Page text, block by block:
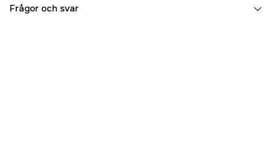
Referensnummer 3000008292
Frågor och svar